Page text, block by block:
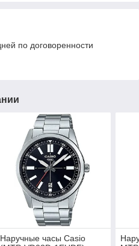
по договоренности
Наручные часы Casio